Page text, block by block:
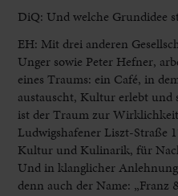
DiQ: Und welche Grundidee
EH: Mit drei anderen
Unger sowie Peter Hefner,
eines Traums: ein Café, in
austauscht, Kultur erlebt und
ist der Traum zur
Ludwigshafener Liszt-Straße
Kultur und Kulinarik, für
Und in klanglicher Anlehnung
denn auch der Name: „Franz